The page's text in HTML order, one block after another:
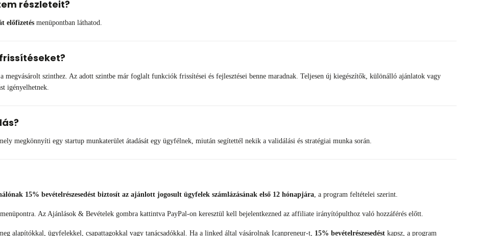
részleteit?
előfizetés menüpontban láthatod.
megvásárolt szinthez. Az adott szintbe már foglalt funkciók frissítései és fejlesztései benne maradnak. Teljesen új kiegészítők, különálló ajánlatok vagy
igényelhetnek.
megkönnyíti egy startup munkaterület átadását egy ügyfélnek, miután segítettél nekik a validálási és stratégiai munka során.
15% bevételrészesedést biztosít az ajánlott jogosult ügyfelek számlázásának első 12 hónapjára , a program feltételei szerint.
menüpontra. Az Ajánlások & Bevételek gombra kattintva PayPal-on keresztül kell bejelentkezned az affiliate irányítópulthoz való hozzáférés előtt.
alapítókkal, ügyfelekkel, csapattagokkal vagy tanácsadókkal. Ha a linked által vásárolnak Icanpreneur-t, 15% bevételrészesedést kapsz, a program